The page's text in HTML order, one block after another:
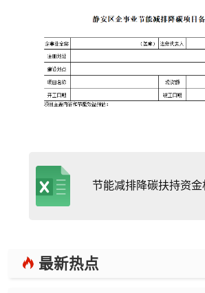
节能减排降碳扶持资
最新热点